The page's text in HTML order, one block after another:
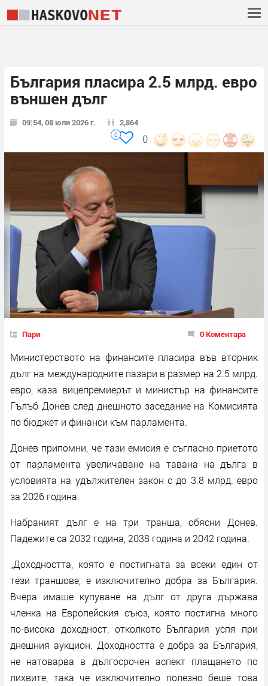
България пласира 2.5 млрд. евро
външен дълг
09:54, 08 юли 2026 г. 2,864
0
0
Пари 0 Коментара
Министерството на финансите пласира във вторник
дълг на международните пазари в размер на 2.5 млрд.
евро, каза вицепремиерът и министър на финансите
Гълъб Донев след днешното заседание на Комисията
по бюджет и финанси към парламента.
Донев припомни, че тази емисия е съгласно приетото
от парламента увеличаване на тавана на дълга в
условията на удължителен закон с до 3.8 млрд. евро
за 2026 година.
Набраният дълг е на три транша, обясни Донев.
Падежите са 2032 година, 2038 година и 2042 година.
„Доходността, която е постигната за всеки един от
тези траншове, е изключително добра за България.
Вчера имаше купуване на дълг от друга държава
членка на Европейския съюз, която постигна много
по-висока доходност, отколкото България успя при
днешния аукцион. Доходността е добра за България,
не натоварва в дългосрочен аспект плащането по
лихвите, така че изключително полезно беше това